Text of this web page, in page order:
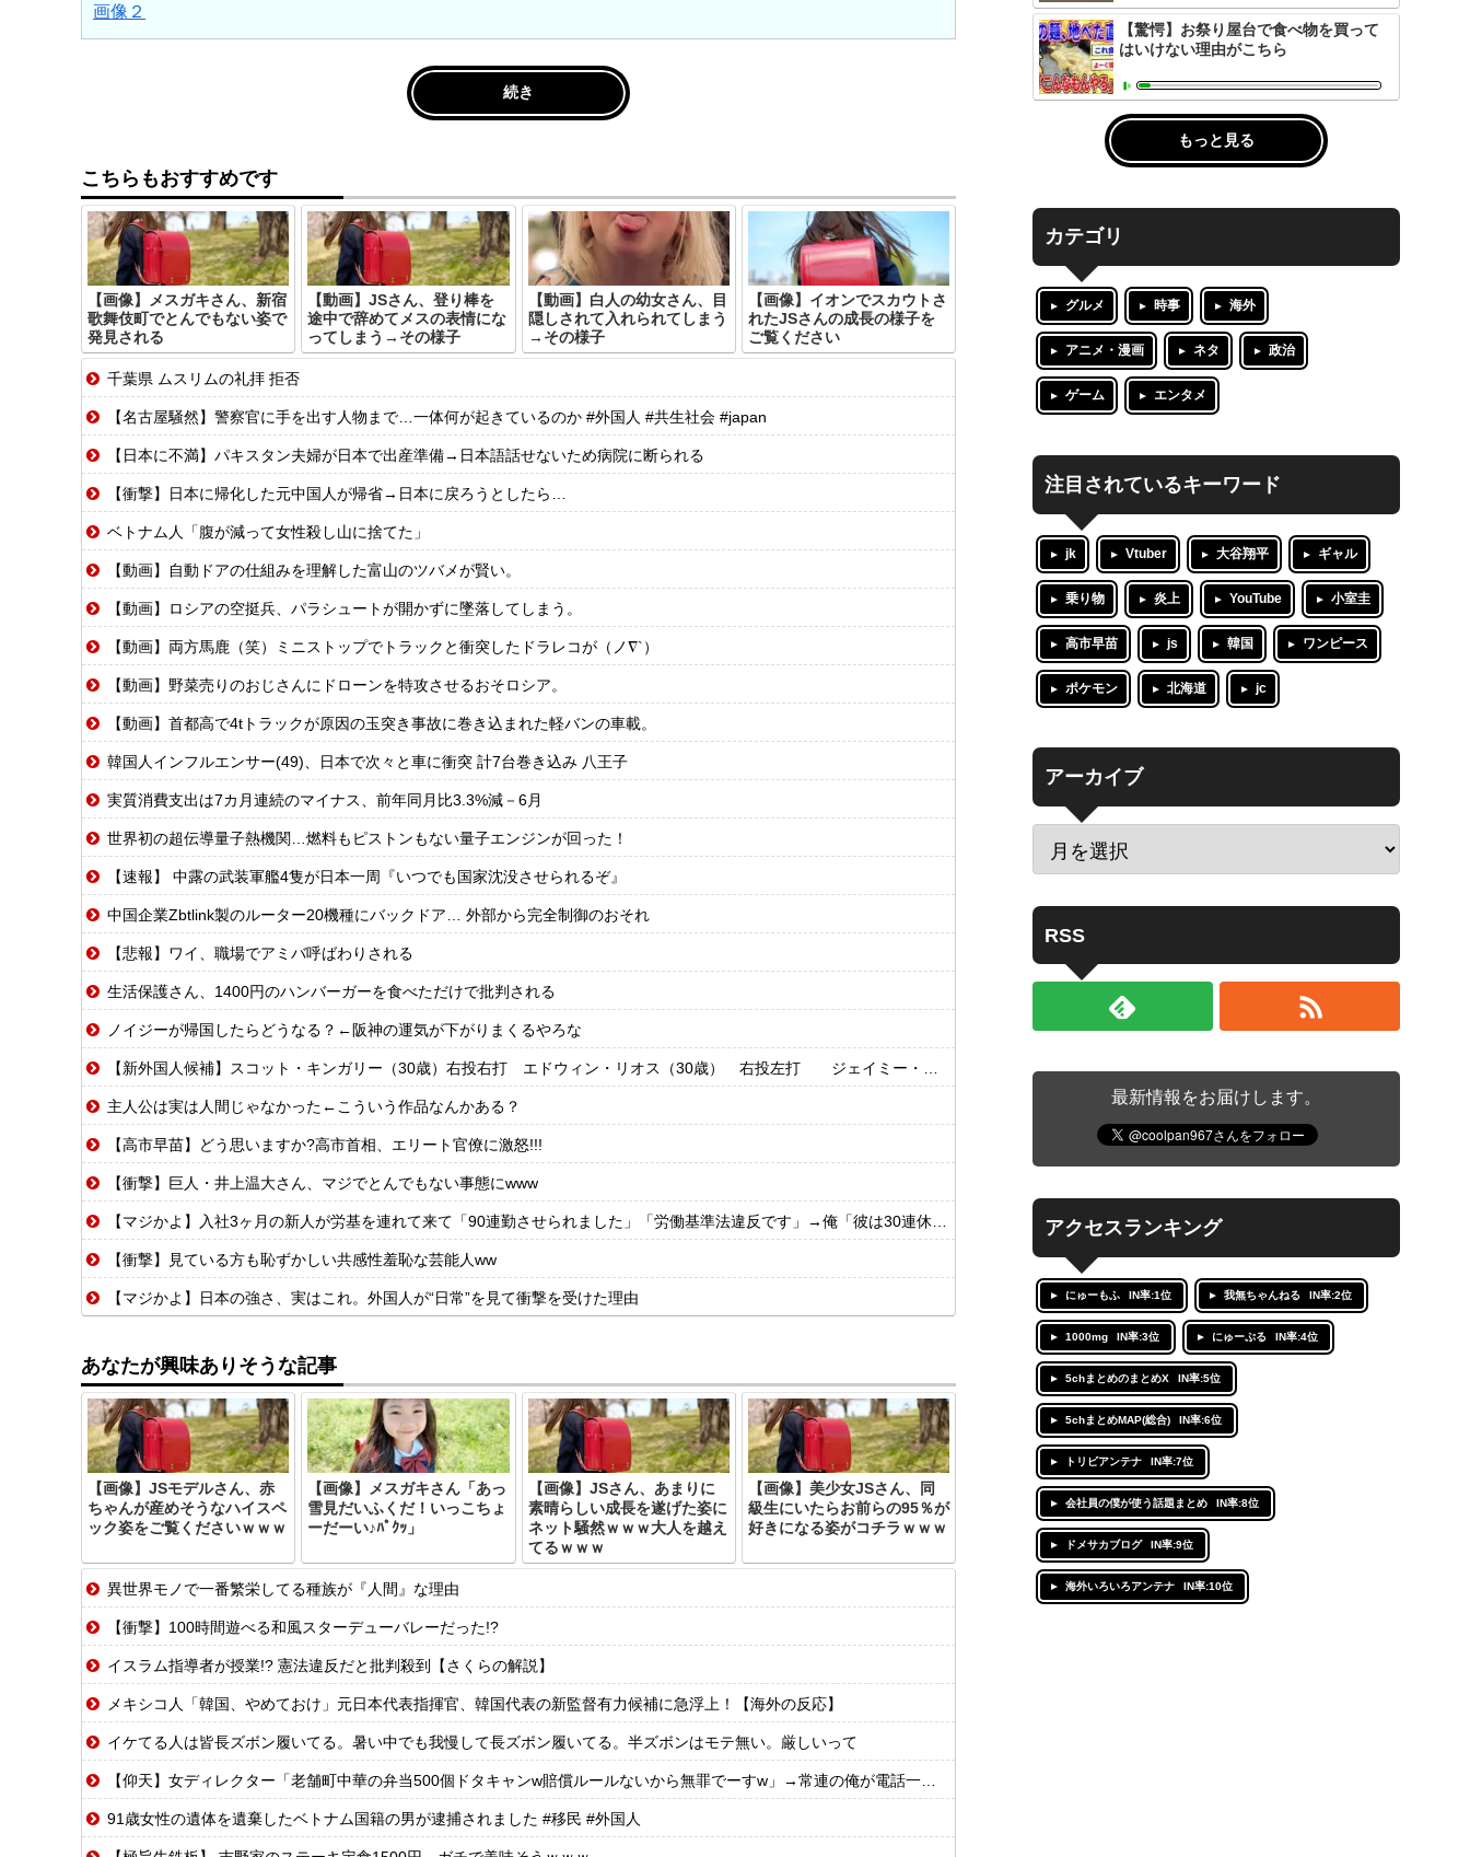
画像２
続き
こちらもおすすめです
【画像】メスガキさん、新宿
歌舞伎町でとんでもない姿で
発見される
【動画】JSさん、登り棒を
途中で辞めてメスの表情にな
ってしまう→その様子
【動画】白人の幼女さん、目
隠しされて入れられてしまう
→その様子
【画像】イオンでスカウトさ
れたJSさんの成長の様子を
ご覧ください
千葉県 ムスリムの礼拝 拒否
【名古屋騒然】警察官に手を出す人物まで…一体何が起きているのか #外国人 #共生社会 #japan
【日本に不満】パキスタン夫婦が日本で出産準備→日本語話せないため病院に断られる
【衝撃】日本に帰化した元中国人が帰省→日本に戻ろうとしたら…
ベトナム人「腹が減って女性殺し山に捨てた」
【動画】自動ドアの仕組みを理解した富山のツバメが賢い。
【動画】ロシアの空挺兵、パラシュートが開かずに墜落してしまう。
【動画】両方馬鹿（笑）ミニストップでトラックと衝突したドラレコが（ノ∇`）
【動画】野菜売りのおじさんにドローンを特攻させるおそロシア。
【動画】首都高で4tトラックが原因の玉突き事故に巻き込まれた軽バンの車載。
韓国人インフルエンサー(49)、日本で次々と車に衝突 計7台巻き込み 八王子
実質消費支出は7カ月連続のマイナス、前年同月比3.3%減－6月
世界初の超伝導量子熱機関…燃料もピストンもない量子エンジンが回った！
【速報】 中露の武装軍艦4隻が日本一周『いつでも国家沈没させられるぞ』
中国企業Zbtlink製のルーター20機種にバックドア… 外部から完全制御のおそれ
【悲報】ワイ、職場でアミバ呼ばわりされる
生活保護さん、1400円のハンバーガーを食べただけで批判される
ノイジーが帰国したらどうなる？←阪神の運気が下がりまくるやろな
【新外国人候補】スコット・キンガリー（30歳）右投右打 エドウィン・リオス（30歳） 右投左打 ジェイミー・ウェストブルック（29歳） 右投右打
主人公は実は人間じゃなかった←こういう作品なんかある？
【高市早苗】どう思いますか?高市首相、エリート官僚に激怒!!!
【衝撃】巨人・井上温大さん、マジでとんでもない事態にwww
【マジかよ】入社3ヶ月の新人が労基を連れて来て「90連勤させられました」「労働基準法違反です」→俺「彼は30連休中ですが?」
【衝撃】見ている方も恥ずかしい共感性羞恥な芸能人ww
【マジかよ】日本の強さ、実はこれ。外国人が“日常”を見て衝撃を受けた理由
あなたが興味ありそうな記事
【画像】JSモデルさん、赤
ちゃんが産めそうなハイスペ
ック姿をご覧くださいｗｗｗ
【画像】メスガキさん「あっ
雪見だいふくだ！いっこちょ
ーだーい♪ﾊﾟｸｯ」
【画像】JSさん、あまりに
素晴らしい成長を遂げた姿に
ネット騒然ｗｗｗ大人を越え
てるｗｗｗ
【画像】美少女JSさん、同
級生にいたらお前らの95％が
好きになる姿がコチラｗｗｗ
異世界モノで一番繁栄してる種族が『人間』な理由
【衝撃】100時間遊べる和風スターデューバレーだった!?
イスラム指導者が授業!? 憲法違反だと批判殺到【さくらの解説】
メキシコ人「韓国、やめておけ」元日本代表指揮官、韓国代表の新監督有力候補に急浮上！【海外の反応】
イケてる人は皆長ズボン履いてる。暑い中でも我慢して長ズボン履いてる。半ズボンはモテ無い。厳しいって
【仰天】女ディレクター「老舗町中華の弁当500個ドタキャンw賠償ルールないから無罪でーすw」→常連の俺が電話一本で「全員招集」した結果、店前に高級車の列がw
91歳女性の遺体を遺棄したベトナム国籍の男が逮捕されました #移民 #外国人
【驚愕】お祭り屋台で食べ物を買って
はいけない理由がこちら
もっと見る
カテゴリ
グルメ 時事 海外
アニメ・漫画 ネタ 政治
ゲーム エンタメ
注目されているキーワード
jk Vtuber 大谷翔平 ギャル
乗り物 炎上 YouTube 小室圭
高市早苗 js 韓国 ワンピース
ポケモン 北海道 jc
アーカイブ
RSS
最新情報をお届けします。
アクセスランキング
にゅーもふ IN率:1位 我無ちゃんねる IN率:2位
1000mg IN率:3位 にゅーぷる IN率:4位
5chまとめのまとめX IN率:5位
5chまとめMAP(総合) IN率:6位
トリビアンテナ IN率:7位
会社員の僕が使う話題まとめ IN率:8位
ドメサカブログ IN率:9位
海外いろいろアンテナ IN率:10位